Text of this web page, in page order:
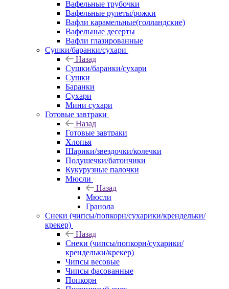
Вафельные трубочки
Вафельные рулеты/рожки
Вафли карамельные(голландские)
Вафельные десерты
Вафли глазированные
Сушки/баранки/сухари
Назад
Сушки/баранки/сухари
Сушки
Баранки
Сухари
Мини сухари
Готовые завтраки
Назад
Готовые завтраки
Хлопья
Шарики/звездочки/колечки
Подушечки/батончики
Кукурузные палочки
Мюсли
Назад
Мюсли
Гранола
Снеки (чипсы/попкорн/сухарики/крендельки/
крекер)
Назад
Снеки (чипсы/попкорн/сухарики/
крендельки/крекер)
Чипсы весовые
Чипсы фасованные
Попкорн